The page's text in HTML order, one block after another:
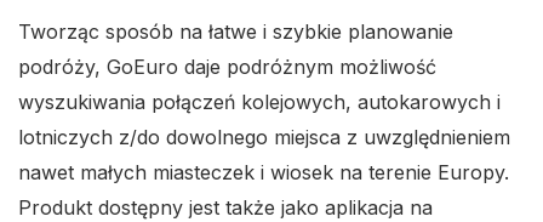
Tworząc sposób na łatwe i szybkie planowanie
podróży, GoEuro daje podróżnym możliwość
wyszukiwania połączeń kolejowych, autokarowych i
lotniczych z/do dowolnego miejsca z uwzględnieniem
nawet małych miasteczek i wiosek na terenie Europy.
Produkt dostępny jest także jako aplikacja na